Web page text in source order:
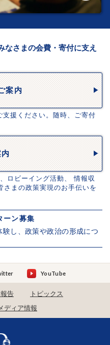
なさまの会費・寄付に支え
案内
援ください。随時、ご寄付
ロビーイング活動、 情報収
まの政策実現のお手伝いを
ーン募集
し、政策や政治の形成につ
YouTube
告
トピックス
ディア情報